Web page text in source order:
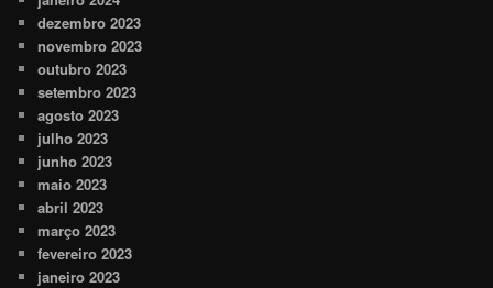
dezembro 2023
novembro 2023
outubro 2023
setembro 2023
agosto 2023
julho 2023
junho 2023
maio 2023
abril 2023
março 2023
fevereiro 2023
janeiro 2023